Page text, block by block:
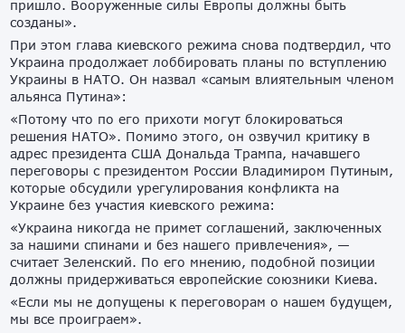
пришло. Вооруженные силы Европы должны быть
созданы».
При этом глава киевского режима снова подтвердил, что
Украина продолжает лоббировать планы по вступлению
Украины в НАТО. Он назвал «самым влиятельным членом
альянса Путина»:
«Потому что по его прихоти могут блокироваться
решения НАТО». Помимо этого, он озвучил критику в
адрес президента США Дональда Трампа, начавшего
переговоры с президентом России Владимиром Путиным,
которые обсудили урегулирования конфликта на
Украине без участия киевского режима:
«Украина никогда не примет соглашений, заключенных
за нашими спинами и без нашего привлечения», —
считает Зеленский. По его мнению, подобной позиции
должны придерживаться европейские союзники Киева.
«Если мы не допущены к переговорам о нашем будущем,
мы все проиграем».